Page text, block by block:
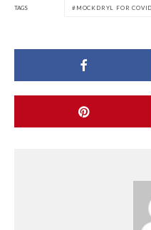
TAGS MOCKDRYL FOR